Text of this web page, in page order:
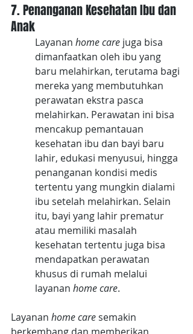
7. Penanganan Kesehatan Ibu dan
Anak
Layanan home care juga bisa
dimanfaatkan oleh ibu yang
baru melahirkan, terutama bagi
mereka yang membutuhkan
perawatan ekstra pasca
melahirkan. Perawatan ini bisa
mencakup pemantauan
kesehatan ibu dan bayi baru
lahir, edukasi menyusui, hingga
penanganan kondisi medis
tertentu yang mungkin dialami
ibu setelah melahirkan. Selain
itu, bayi yang lahir prematur
atau memiliki masalah
kesehatan tertentu juga bisa
mendapatkan perawatan
khusus di rumah melalui
layanan home care.
Layanan home care semakin
berkembang dan memberikan